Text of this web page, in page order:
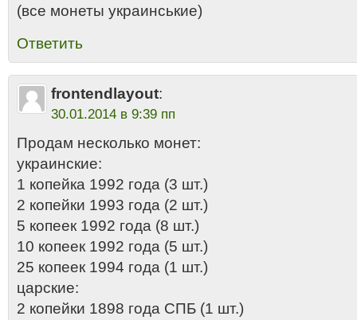
(все монеты украинськие)
Ответить
frontendlayout:
30.01.2014 в 9:39 пп
Продам несколько монет:
украинские:
1 копейка 1992 года (3 шт.)
2 копейки 1993 года (2 шт.)
5 копеек 1992 года (8 шт.)
10 копеек 1992 года (5 шт.)
25 копеек 1994 года (1 шт.)
царские:
2 копейки 1898 года СПБ (1 шт.)